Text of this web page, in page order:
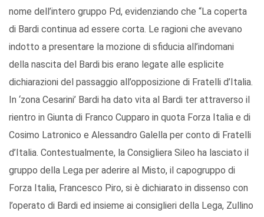
nome dell’intero gruppo Pd, evidenziando che “La coperta
di Bardi continua ad essere corta. Le ragioni che avevano
indotto a presentare la mozione di sfiducia all’indomani
della nascita del Bardi bis erano legate alle esplicite
dichiarazioni del passaggio all’opposizione di Fratelli d’Italia.
In ‘zona Cesarini’ Bardi ha dato vita al Bardi ter attraverso il
rientro in Giunta di Franco Cupparo in quota Forza Italia e di
Cosimo Latronico e Alessandro Galella per conto di Fratelli
d’Italia. Contestualmente, la Consigliera Sileo ha lasciato il
gruppo della Lega per aderire al Misto, il capogruppo di
Forza Italia, Francesco Piro, si è dichiarato in dissenso con
l’operato di Bardi ed insieme ai consiglieri della Lega, Zullino